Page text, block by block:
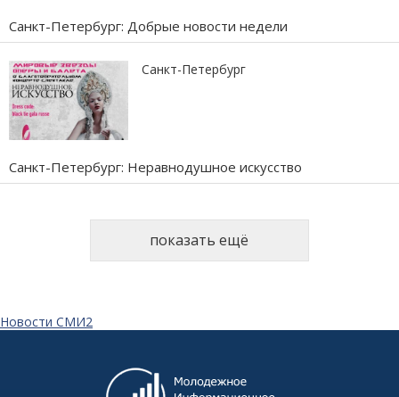
Санкт-Петербург: Добрые новости недели
Санкт-Петербург
Санкт-Петербург: Неравнодушное искусство
показать ещё
Новости СМИ2